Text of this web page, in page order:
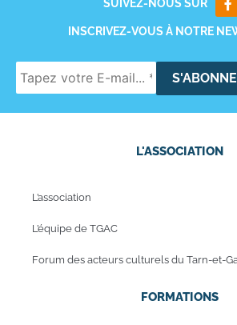
SUIVEZ-NOUS SUR
INSCRIVEZ-VOUS À NOTRE
L'ASSOCIATION
L’association
L’équipe de TGAC
Forum des acteurs culturels du Tarn-et-
FORMATIONS